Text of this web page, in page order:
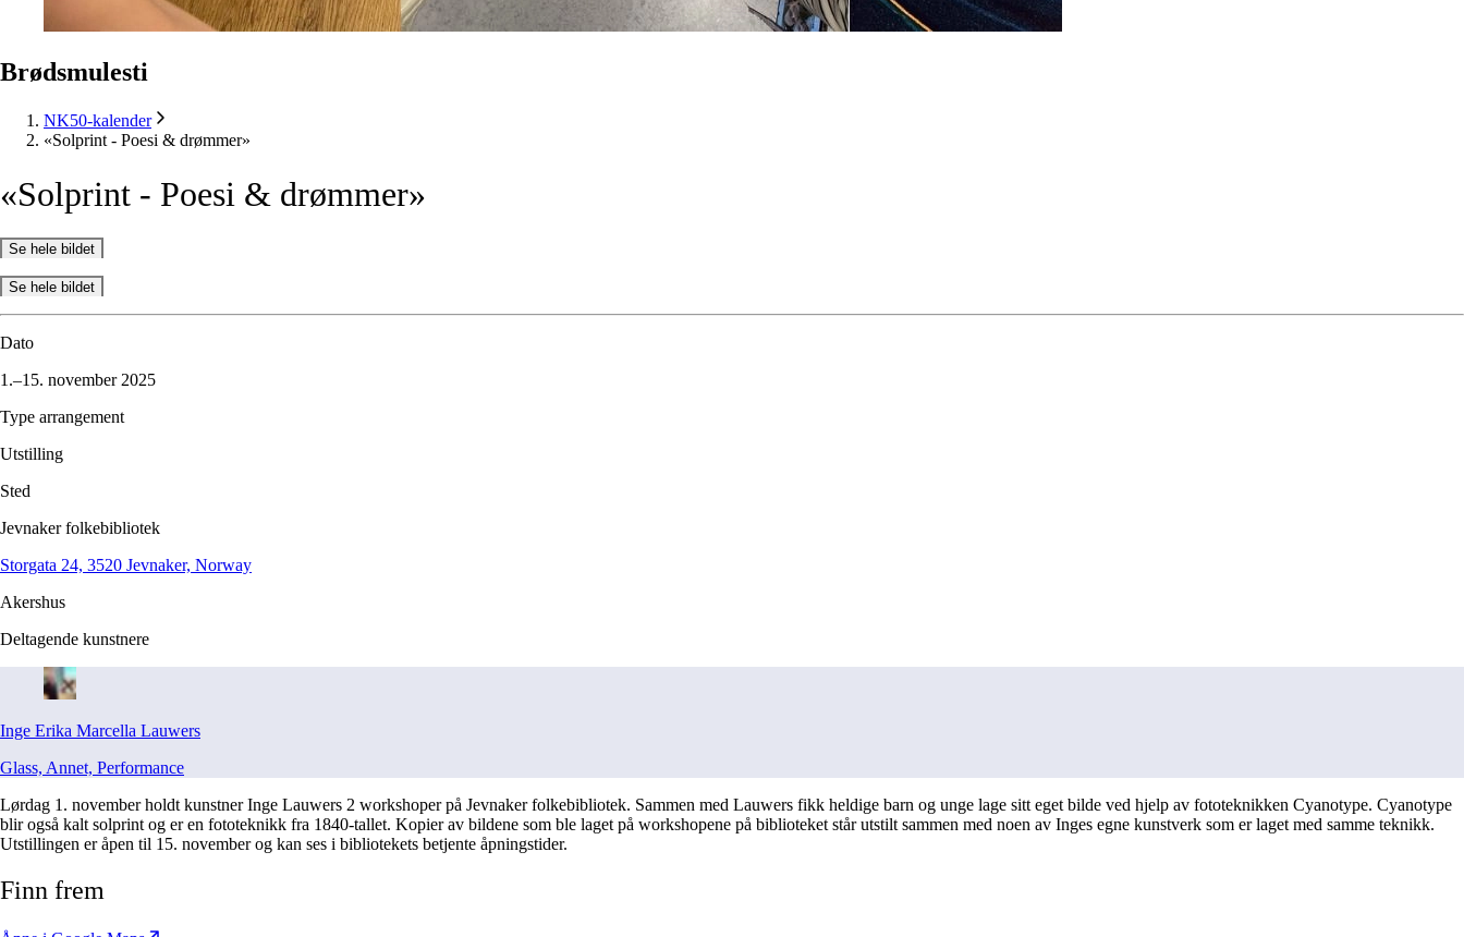
Brødsmulesti
NK50-kalender
«Solprint - Poesi & drømmer»
«Solprint - Poesi & drømmer»
Se hele bildet
Se hele bildet
Dato
1.–15. november 2025
Type arrangement
Utstilling
Sted
Jevnaker folkebibliotek
Storgata 24, 3520 Jevnaker, Norway
Akershus
Deltagende kunstnere
Inge Erika Marcella Lauwers
Glass, Annet, Performance
Lørdag 1. november holdt kunstner Inge Lauwers 2 workshoper på Jevnaker folkebibliotek. Sammen med Lauwers fikk heldige barn og unge lage sitt eget bilde ved hjelp av fototeknikken Cyanotype. Cyanotype
blir også kalt solprint og er en fototeknikk fra 1840-tallet. Kopier av bildene som ble laget på workshopene på biblioteket står utstilt sammen med noen av Inges egne kunstverk som er laget med samme teknikk.
Utstillingen er åpen til 15. november og kan ses i bibliotekets betjente åpningstider.
Finn frem